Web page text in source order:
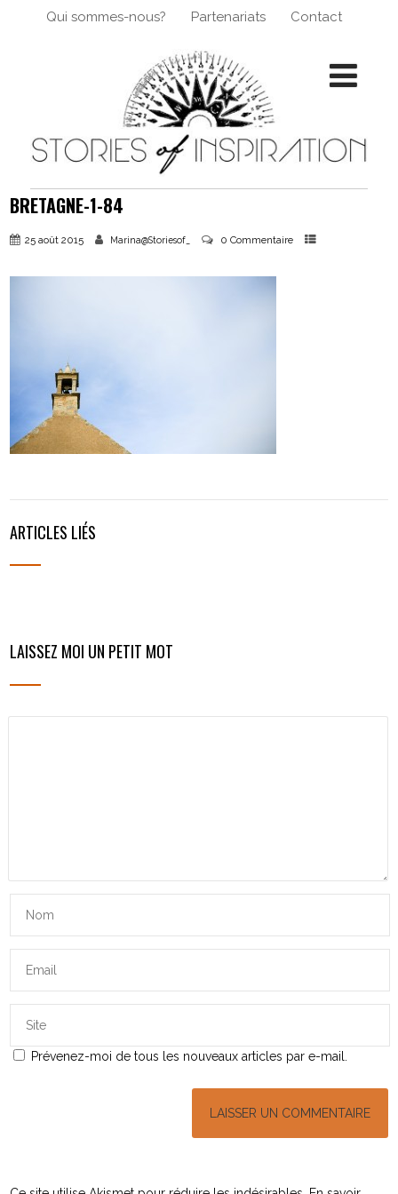
Qui sommes-nous? Partenariats Contact
BRETAGNE-1-84
25 août 2015 Marina@Storiesof_ 0 Commentaire
ARTICLES LIÉS
LAISSEZ MOI UN PETIT MOT
Prévenez-moi de tous les nouveaux articles par e-mail.